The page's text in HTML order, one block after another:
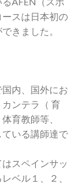
スは日本初の
きました。
内、国外にお
ンテラ（ 育
育教師等、
いる講師達で
スペインサッ
ベル１、２、